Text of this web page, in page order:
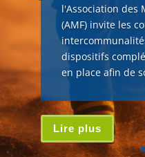
l'Association des
(AMF) invite les
dispositifs
en place afin de
Lire plus